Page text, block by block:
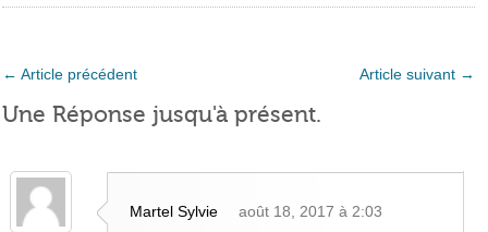
← Article précédent Article suivant →
Une Réponse jusqu'à présent.
Martel Sylvie
août 18, 2017 à 2:03